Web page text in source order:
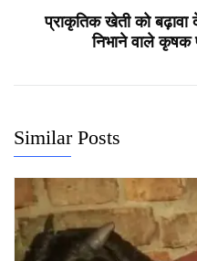
प्राकृतिक खेती को बढ़ावा
निभाने वाले कृषक
Similar Posts